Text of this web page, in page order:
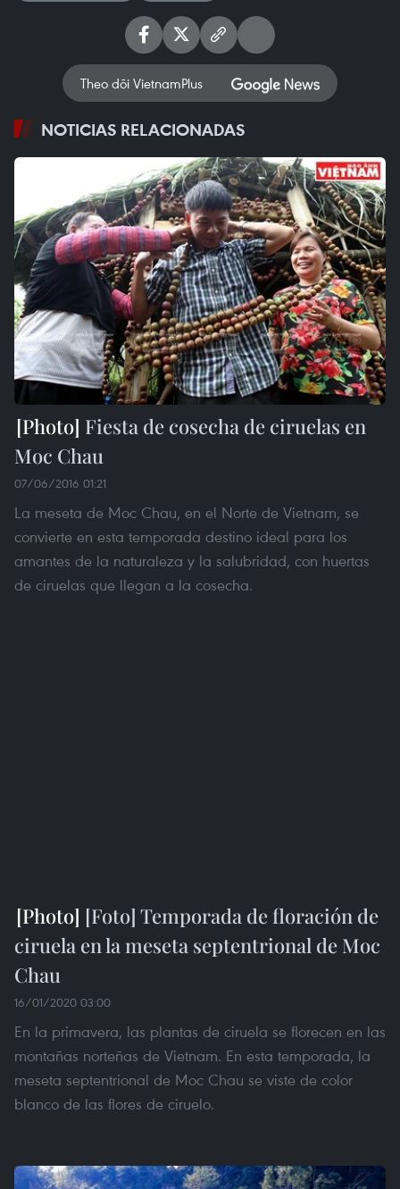
Theo dõi VietnamPlus
NOTICIAS RELACIONADAS
Fiesta de cosecha de ciruelas en
Moc Chau
07/06/2016 01:21
La meseta de Moc Chau, en el Norte de Vietnam, se
convierte en esta temporada destino ideal para los
amantes de la naturaleza y la salubridad, con huertas
de ciruelas que llegan a la cosecha.
[Foto] Temporada de floración de
ciruela en la meseta septentrional de Moc
Chau
16/01/2020 03:00
En la primavera, las plantas de ciruela se florecen en las
montañas norteñas de Vietnam. En esta temporada, la
meseta septentrional de Moc Chau se viste de color
blanco de las flores de ciruelo.